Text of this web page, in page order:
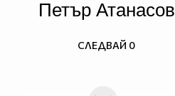
Петър Атанасов
СЛЕДВАЙ 0